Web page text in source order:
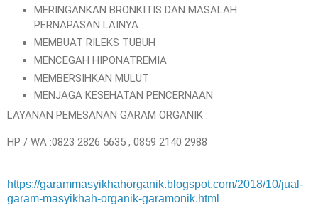
MERINGANKAN BRONKITIS DAN MASALAH
PERNAPASAN LAINYA
MEMBUAT RILEKS TUBUH
MENCEGAH HIPONATREMIA
MEMBERSIHKAN MULUT
MENJAGA KESEHATAN PENCERNAAN
LAYANAN PEMESANAN GARAM ORGANIK :
HP / WA :0823 2826 5635 , 0859 2140 2988
https://garammasyikhahorganik.blogspot.com/2018/10/jual-
garam-masyikhah-organik-garamonik.html